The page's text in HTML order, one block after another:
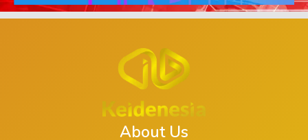
About Us